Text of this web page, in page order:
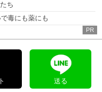
ち
毒にも薬にも
PR
送る